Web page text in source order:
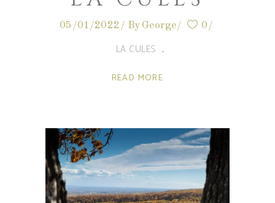
05/01/2022 By George 0
LA CULES
READ MORE